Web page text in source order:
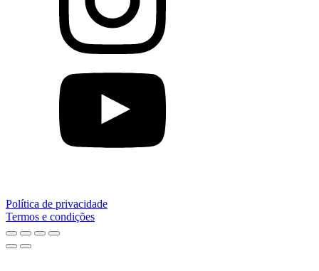
Política de privacidade
Termos e condições